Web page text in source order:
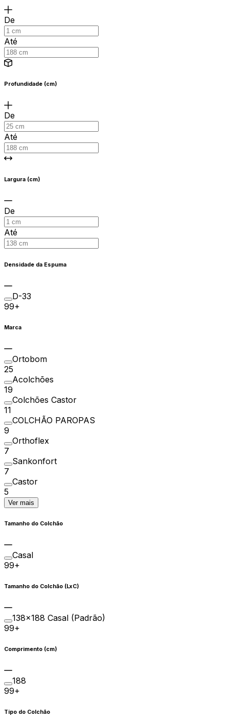
De
Até
Profundidade (cm)
De
Até
Largura (cm)
De
Até
Densidade da Espuma
D-33
99+
Marca
Ortobom
25
Acolchões
19
Colchões Castor
11
COLCHÃO PAROPAS
9
Orthoflex
7
Sankonfort
7
Castor
5
Ver mais
Tamanho do Colchão
Casal
99+
Tamanho do Colchão (LxC)
138×188 Casal (Padrão)
99+
Comprimento (cm)
188
99+
Tipo do Colchão